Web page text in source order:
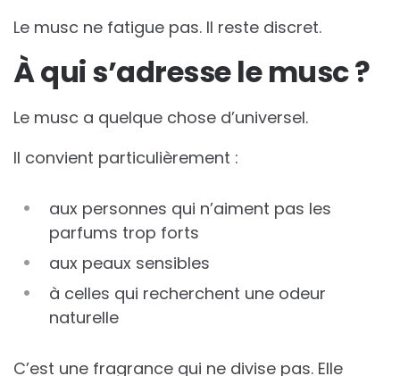
Le musc ne fatigue pas. Il reste discret.
À qui s’adresse le musc ?
Le musc a quelque chose d’universel.
Il convient particulièrement :
aux personnes qui n’aiment pas les
parfums trop forts
aux peaux sensibles
à celles qui recherchent une odeur
naturelle
C’est une fragrance qui ne divise pas. Elle